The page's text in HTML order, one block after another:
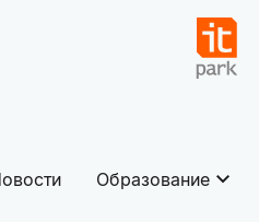
Образование